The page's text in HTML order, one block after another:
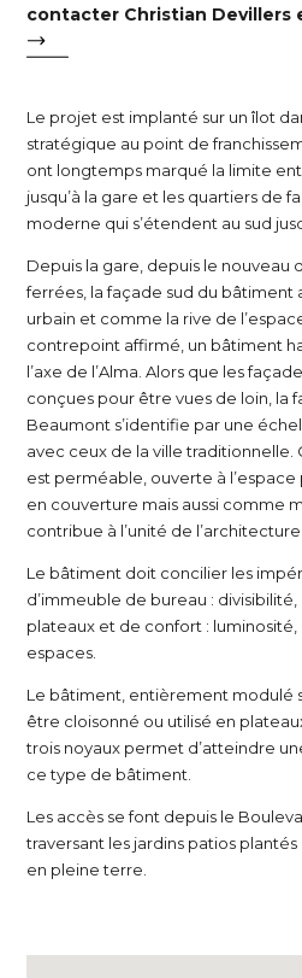
contacter Christian Devillers
Le projet est implanté sur un îlot
stratégique au point de
ont longtemps marqué la limite
jusqu’à la gare et les quartiers de
moderne qui s’étendent au sud
Depuis la gare, depuis le nouveau
ferrées, la façade sud du
urbain et comme la rive de
contrepoint affirmé, un bâtiment
l’axe de l’Alma. Alors que les
conçues pour être vues de loin, la
Beaumont s’identifie par une
avec ceux de la ville traditionnelle.
est perméable, ouverte à
en couverture mais aussi comme
contribue à l’unité de
Le bâtiment doit concilier les
d’immeuble de bureau :
plateaux et de confort :
espaces.
Le bâtiment, entièrement modulé
être cloisonné ou utilisé en
trois noyaux permet d’atteindre
ce type de bâtiment.
Les accès se font depuis le
traversant les jardins patios
en pleine terre.